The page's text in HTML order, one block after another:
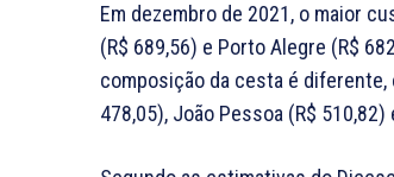
Em dezembro de 2021, o maior
(R$ 689,56) e Porto Alegre (R$
composição da cesta é
478,05), João Pessoa (R$ 510,82)